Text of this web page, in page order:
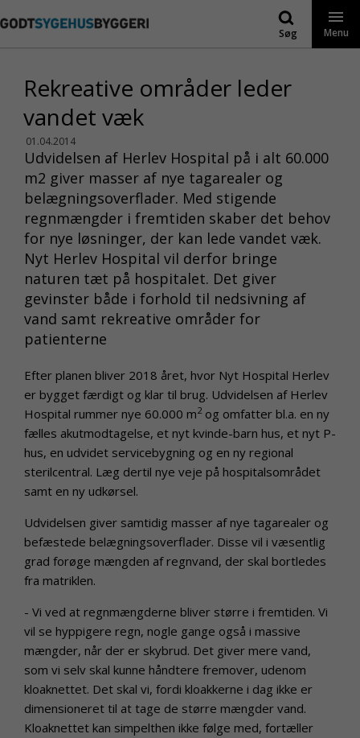
til
Søg Menu
Rekreative områder leder
vandet væk
01.04.2014
Udvidelsen af Herlev Hospital på i alt 60.000
m2 giver masser af nye tagarealer og
belægningsoverflader. Med stigende
regnmængder i fremtiden skaber det behov
for nye løsninger, der kan lede vandet væk.
Nyt Herlev Hospital vil derfor bringe
naturen tæt på hospitalet. Det giver
gevinster både i forhold til nedsivning af
vand samt rekreative områder for
patienterne
Efter planen bliver 2018 året, hvor Nyt Hospital Herlev
er bygget færdigt og klar til brug. Udvidelsen af Herlev
Hospital rummer nye 60.000 m2 og omfatter bl.a. en ny
fælles akutmodtagelse, et nyt kvinde-barn hus, et nyt P-
hus, en udvidet servicebygning og en ny regional
sterilcentral. Læg dertil nye veje på hospitalsområdet
samt en ny udkørsel.
Udvidelsen giver samtidig masser af nye tagarealer og
befæstede belægningsoverflader. Disse vil i væsentlig
grad forøge mængden af regnvand, der skal bortledes
fra matriklen.
- Vi ved at regnmængderne bliver større i fremtiden. Vi
vil se hyppigere regn, nogle gange også i massive
mængder, når der er skybrud. Det giver mere vand,
som vi selv skal kunne håndtere fremover, udenom
kloaknettet. Det skal vi, fordi kloakkerne i dag ikke er
dimensioneret til at tage de større mængder vand.
Kloaknettet kan simpelthen ikke følge med, fortæller